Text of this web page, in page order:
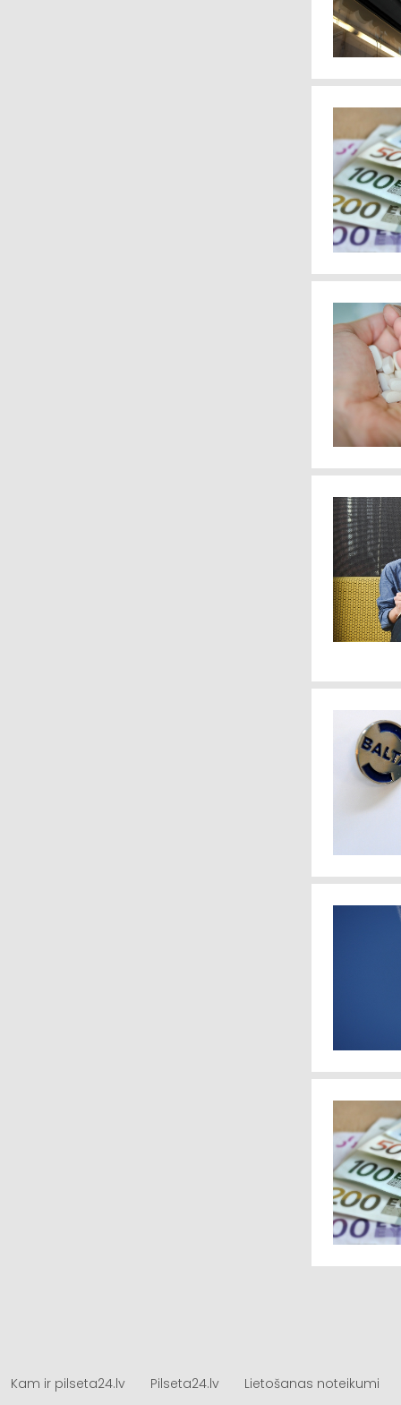
Kam ir pilseta24.lv Pilseta24.lv Lietošanas noteikumi